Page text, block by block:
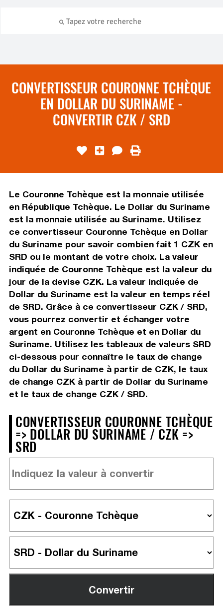
CONVERTISSEUR COURONNE TCHÈQUE
EN DOLLAR DU SURINAME -
CONVERTIR CZK / SRD
Le Couronne Tchèque est la monnaie utilisée
en République Tchèque. Le Dollar du Suriname
est la monnaie utilisée au Suriname. Utilisez
ce convertisseur Couronne Tchèque en Dollar
du Suriname pour savoir combien fait 1 CZK en
SRD ou le montant de votre choix. La valeur
indiquée de Couronne Tchèque est la valeur du
jour de la devise CZK. La valeur indiquée de
Dollar du Suriname est la valeur en temps réel
de SRD. Grâce à ce convertisseur CZK / SRD,
vous pourrez convertir et échanger votre
argent en Couronne Tchèque et en Dollar du
Suriname. Utilisez les tableaux de valeurs SRD
ci-dessous pour connaître le taux de change
du Dollar du Suriname à partir de CZK, le taux
de change CZK à partir de Dollar du Suriname
et le taux de change CZK / SRD.
CONVERTISSEUR COURONNE TCHÈQUE
=> DOLLAR DU SURINAME / CZK =>
SRD